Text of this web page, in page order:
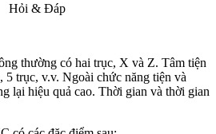
Hỏi & Đáp
thường có hai trục, X và Z. Tâm tiện
5 trục, v.v. Ngoài chức năng tiện và
lại hiệu quả cao. Thời gian và thời gian